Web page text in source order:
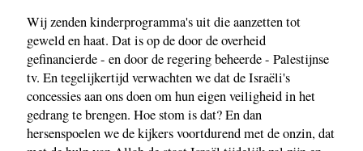
Wij zenden kinderprogramma's uit die aanzetten tot
geweld en haat. Dat is op de door de overheid
gefinancierde - en door de regering beheerde - Palestijnse
tv. En tegelijkertijd verwachten we dat de Israëli's
concessies aan ons doen om hun eigen veiligheid in het
gedrang te brengen. Hoe stom is dat? En dan
hersenspoelen we de kijkers voortdurend met de onzin, dat